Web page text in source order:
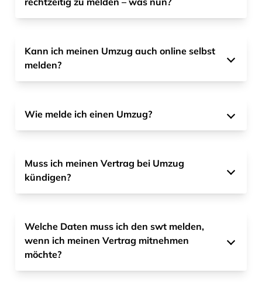
Kann ich meinen Umzug auch online selbst
melden?
Wie melde ich einen Umzug?
Muss ich meinen Vertrag bei Umzug
kündigen?
Welche Daten muss ich den swt melden,
wenn ich meinen Vertrag mitnehmen
möchte?